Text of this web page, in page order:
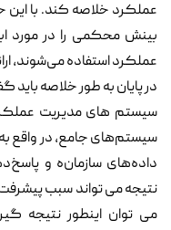
عملکرد خلاصه کند. با این
بینش محکمی را در مورد
عملکرد استفاده می‌شوند،
در پایان به طور خلاصه
سیستم های مدیریت
سیستم‌های جامع، در واقع
داده‌های سازمان‌ه و
نتیجه می تواند سبب
می توان اینطور نتیجه